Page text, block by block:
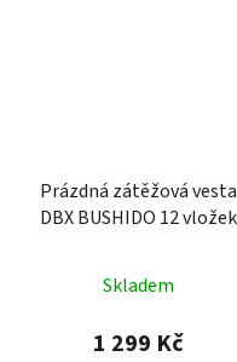
Prázdná zátěžová vesta
DBX BUSHIDO 12 vložek
Skladem
1 299 Kč